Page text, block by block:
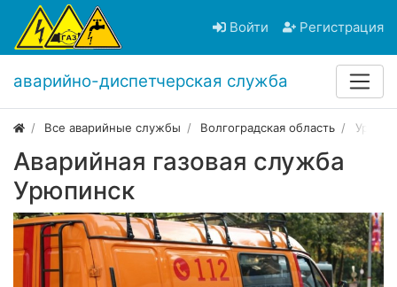
Войти Регистрация
аварийно-диспетчерская служба
Все аварийные службы Волгоградская область
Аварийная газовая служба
Урюпинск